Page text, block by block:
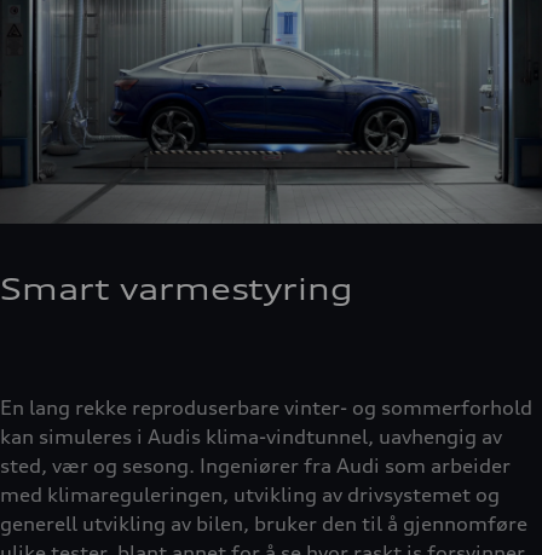
Smart varmestyring
En lang rekke reproduserbare vinter- og sommerforhold
kan simuleres i Audis klima-vindtunnel, uavhengig av
sted, vær og sesong. Ingeniører fra Audi som arbeider
med klimareguleringen, utvikling av drivsystemet og
generell utvikling av bilen, bruker den til å gjennomføre